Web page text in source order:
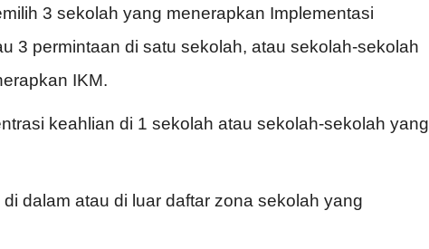
3 sekolah yang menerapkan Implementasi
3 permintaan di satu sekolah, atau sekolah-sekolah
IKM.
keahlian di 1 sekolah atau sekolah-sekolah yang
dalam atau di luar daftar zona sekolah yang